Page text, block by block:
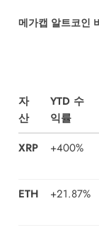
메가캡 알트코인
자
산
YTD 수
익률
XRP
+400%
ETH
+21.87%